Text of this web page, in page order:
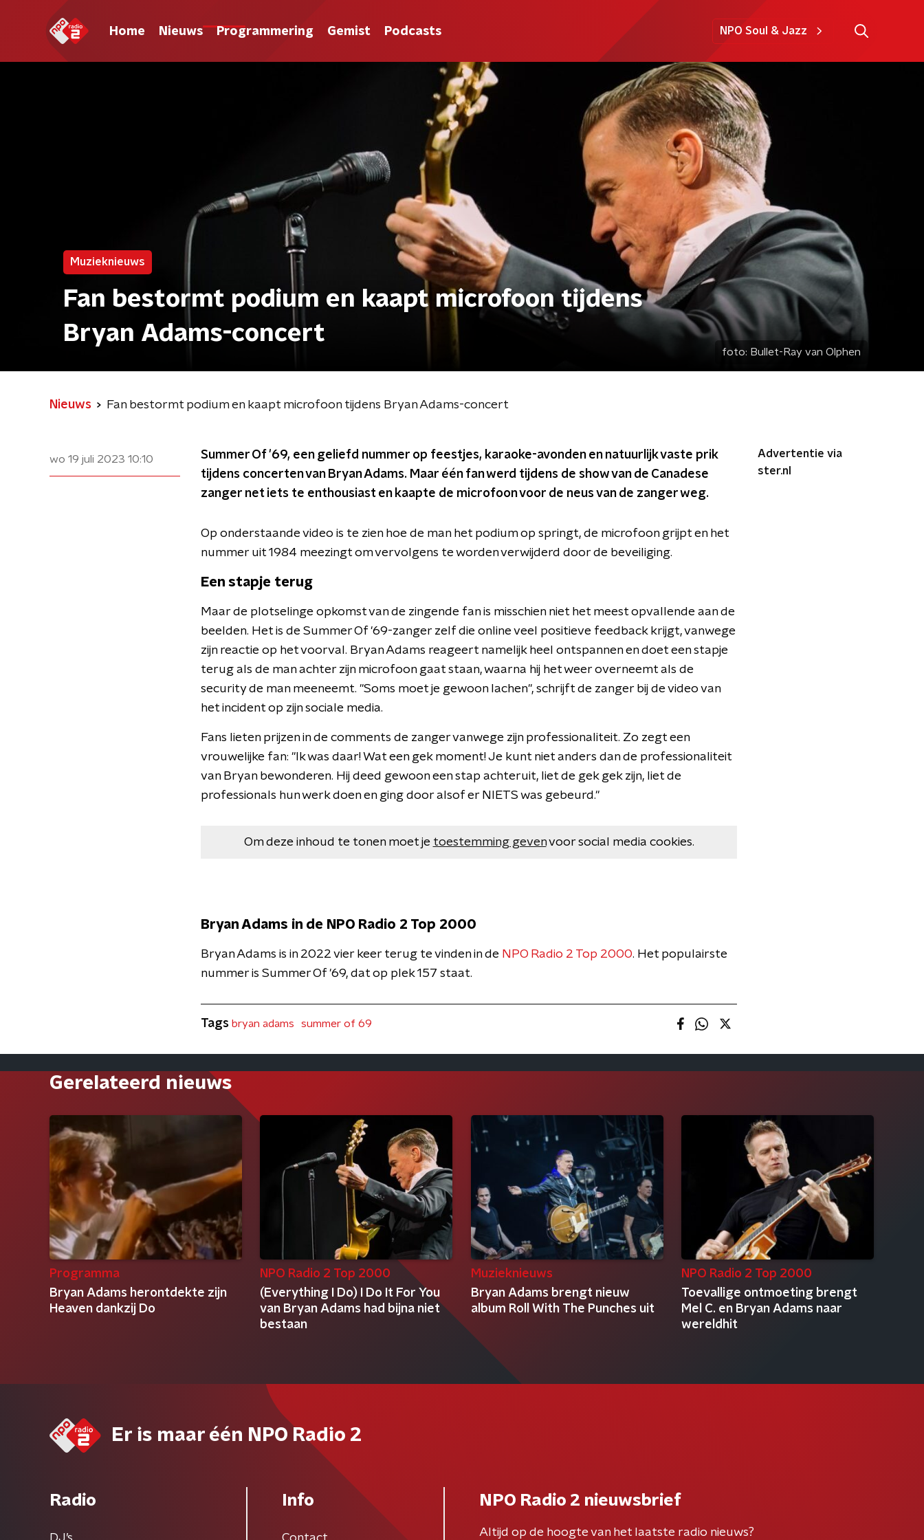
Home Nieuws Programmering Gemist Podcasts NPO Soul & Jazz
Muzieknieuws
Fan bestormt podium en kaapt microfoon tijdens
Bryan Adams-concert
foto: Bullet-Ray van Olphen
Nieuws Fan bestormt podium en kaapt microfoon tijdens Bryan Adams-concert
wo 19 juli 2023 10:10
Summer Of '69, een geliefd nummer op feestjes, karaoke-avonden en natuurlijk vaste prik
tijdens concerten van Bryan Adams. Maar één fan werd tijdens de show van de Canadese
zanger net iets te enthousiast en kaapte de microfoon voor de neus van de zanger weg.
Op onderstaande video is te zien hoe de man het podium op springt, de microfoon grijpt en het
nummer uit 1984 meezingt om vervolgens te worden verwijderd door de beveiliging.
Een stapje terug
Maar de plotselinge opkomst van de zingende fan is misschien niet het meest opvallende aan de
beelden. Het is de Summer Of '69-zanger zelf die online veel positieve feedback krijgt, vanwege
zijn reactie op het voorval. Bryan Adams reageert namelijk heel ontspannen en doet een stapje
terug als de man achter zijn microfoon gaat staan, waarna hij het weer overneemt als de
security de man meeneemt. "Soms moet je gewoon lachen", schrijft de zanger bij de video van
het incident op zijn sociale media.
Fans lieten prijzen in de comments de zanger vanwege zijn professionaliteit. Zo zegt een
vrouwelijke fan: "Ik was daar! Wat een gek moment! Je kunt niet anders dan de professionaliteit
van Bryan bewonderen. Hij deed gewoon een stap achteruit, liet de gek gek zijn, liet de
professionals hun werk doen en ging door alsof er NIETS was gebeurd."
Om deze inhoud te tonen moet je toestemming gevenvoor social media cookies.
Bryan Adams in de NPO Radio 2 Top 2000
Bryan Adams is in 2022 vier keer terug te vinden in de NPO Radio 2 Top 2000. Het populairste
nummer is Summer Of '69, dat op plek 157 staat.
Advertentie via
ster.nl
Tags bryan adams summer of 69
Gerelateerd nieuws
Programma
Bryan Adams herontdekte zijn
Heaven dankzij Do
NPO Radio 2 Top 2000
(Everything I Do) I Do It For You
van Bryan Adams had bijna niet
bestaan
Muzieknieuws
Bryan Adams brengt nieuw
album Roll With The Punches uit
NPO Radio 2 Top 2000
Toevallige ontmoeting brengt
Mel C. en Bryan Adams naar
wereldhit
Er is maar één NPO Radio 2
Radio Info NPO Radio 2 nieuwsbrief
Altijd op de hoogte van het laatste radio nieuws?